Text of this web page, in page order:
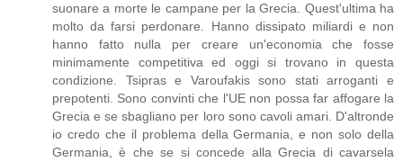
suonare a morte le campane per la Grecia. Quest'ultima ha
molto da farsi perdonare. Hanno dissipato miliardi e non
hanno fatto nulla per creare un'economia che fosse
minimamente competitiva ed oggi si trovano in questa
condizione. Tsipras e Varoufakis sono stati arroganti e
prepotenti. Sono convinti che l'UE non possa far affogare la
Grecia e se sbagliano per loro sono cavoli amari. D'altronde
io credo che il problema della Germania, e non solo della
Germania, è che se si concede alla Grecia di cavarsela